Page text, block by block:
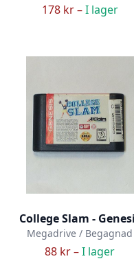
178 kr –I lager
College Slam -
Megadrive / Begagnad
88 kr –I lager